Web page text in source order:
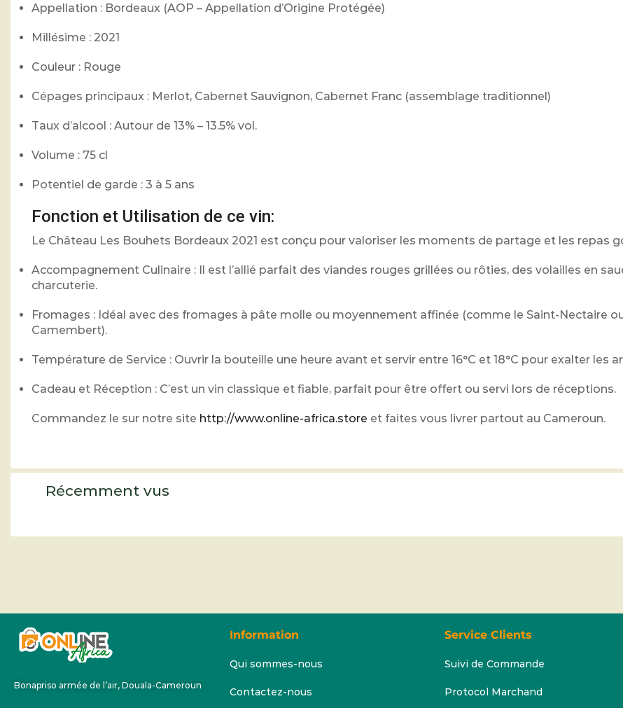
Appellation : Bordeaux (AOP – Appellation d’Origine Protégée)
Millésime : 2021
Couleur : Rouge
Cépages principaux : Merlot, Cabernet Sauvignon, Cabernet Franc (assemblage traditionnel)
Taux d’alcool : Autour de 13% – 13.5% vol.
Volume : 75 cl
Potentiel de garde : 3 à 5 ans
Fonction et Utilisation de ce vin:
Le Château Les Bouhets Bordeaux 2021 est conçu pour valoriser les moments de partage et les repas
Accompagnement Culinaire : Il est l’allié parfait des viandes rouges grillées ou rôties, des volailles en
charcuterie.
Fromages : Idéal avec des fromages à pâte molle ou moyennement affinée (comme le Saint-Nectaire
Camembert).
Température de Service : Ouvrir la bouteille une heure avant et servir entre 16°C et 18°C pour exalter les
Cadeau et Réception : C’est un vin classique et fiable, parfait pour être offert ou servi lors de réceptions.
Commandez le sur notre site http://www.online-africa.store et faites vous livrer partout au Cameroun.
Récemment vus
Bonapriso armée de l’air, Douala-Cameroun
Information
Qui sommes-nous
Contactez-nous
Service Clients
Suivi de Commande
Protocol Marchand